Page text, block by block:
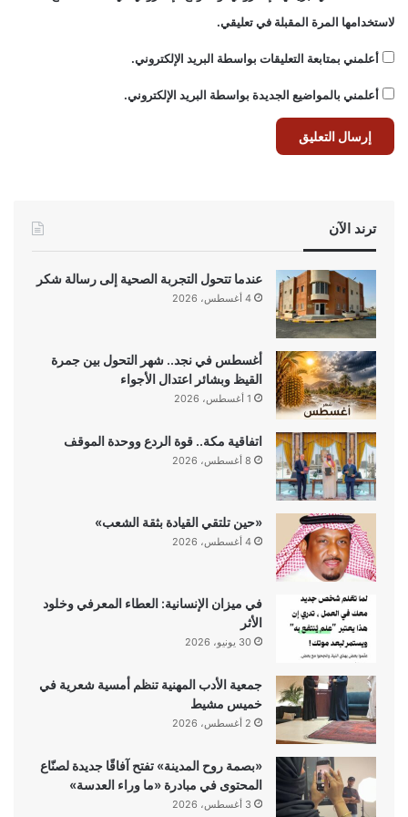
لاستخدامها المرة المقبلة في تعليقي.
أعلمني بمتابعة التعليقات بواسطة البريد الإلكتروني.
أعلمني بالمواضيع الجديدة بواسطة البريد الإلكتروني.
ترند الآن
عندما تتحول التجربة الصحية إلى رسالة شكر
4 أغسطس، 2026
أغسطس في نجد.. شهر التحول بين جمرة
القيظ وبشائر اعتدال الأجواء
1 أغسطس، 2026
اتفاقية مكة.. قوة الردع ووحدة الموقف
8 أغسطس، 2026
«حين تلتقي القيادة بثقة الشعب»
4 أغسطس، 2026
في ميزان الإنسانية: العطاء المعرفي وخلود
الأثر
30 يونيو، 2026
جمعية الأدب المهنية تنظم أمسية شعرية في
خميس مشيط
2 أغسطس، 2026
«بصمة روح المدينة» تفتح آفاقًا جديدة لصنّاع
المحتوى في مبادرة «ما وراء العدسة»
3 أغسطس، 2026